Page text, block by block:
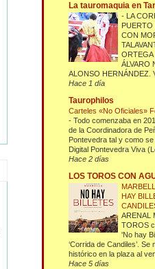
La tauromaquia en
- LA
PUERTO
CON
ÁLVARO
ALONSO HERNÁNDEZ.
Hace 1 día
Taurophilos
Carteles «No Oficiales»
-Todo comenzaba en
de la Coordinadora de
Pontevedra tal y como
Digital Pontevedra Viva
Hace 2 días
LOS TOROS CON
HAY
ARENAL
TOROS
'No hay
‘Corrida de Candiles’.
histórico en la plaza al
Hace 5 días